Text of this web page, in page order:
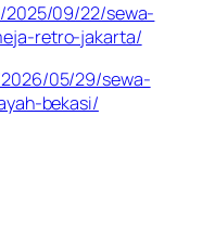
2025/09/22/sewa-
retro-jakarta/
05/29/sewa-
bekasi/